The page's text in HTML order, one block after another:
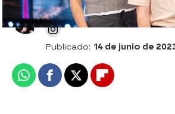
Celia Gil
Publicado: 14 de junio de
WhatsappFacebook
X Flipboard